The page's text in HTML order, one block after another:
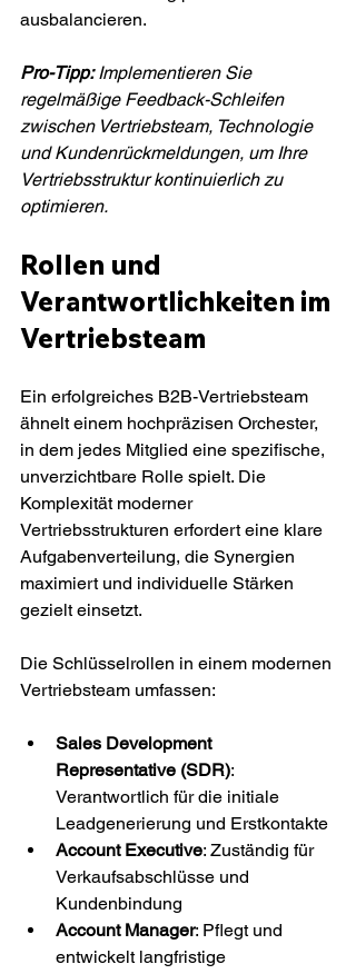
ausbalancieren.
Pro-Tipp: Implementieren Sie
regelmäßige Feedback-Schleifen
zwischen Vertriebsteam, Technologie
und Kundenrückmeldungen, um Ihre
Vertriebsstruktur kontinuierlich zu
optimieren.
Rollen und
Verantwortlichkeiten im
Vertriebsteam
Ein erfolgreiches B2B-Vertriebsteam
ähnelt einem hochpräzisen Orchester,
in dem jedes Mitglied eine spezifische,
unverzichtbare Rolle spielt. Die
Komplexität moderner
Vertriebsstrukturen erfordert eine klare
Aufgabenverteilung, die Synergien
maximiert und individuelle Stärken
gezielt einsetzt.
Die Schlüsselrollen in einem modernen
Vertriebsteam umfassen:
Sales Development
Representative (SDR):
Verantwortlich für die initiale
Leadgenerierung und Erstkontakte
Account Executive: Zuständig für
Verkaufsabschlüsse und
Kundenbindung
Account Manager: Pflegt und
entwickelt langfristige